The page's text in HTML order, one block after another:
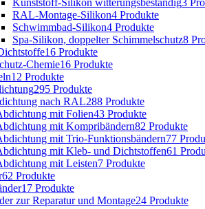
RAL-Montage-Silikon4 Produkte
Schwimmbad-Silikon4 Produkte
Spa-Silikon, doppelter Schimmelschutz8
16 Produkte
Chemie16 Produkte
12 Produkte
295 Produkte
nach RAL288 Produkte
mit Folien43 Produkte
mit Kompribändern82 Produkte
mit Trio-Funktionsbändern77
mit Kleb- und Dichtstoffen61
mit Leisten7 Produkte
62 Produkte
17 Produkte
zur Reparatur und Montage24 Produkte